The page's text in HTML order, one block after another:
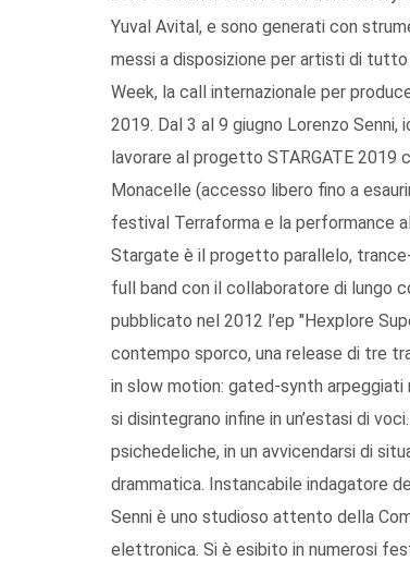
Yuval Avital, e sono generati con
messi a disposizione per artisti di tutto
Week, la call internazionale per
2019. Dal 3 al 9 giugno Lorenzo
lavorare al progetto STARGATE 2019
Monacelle (accesso libero fino a
festival Terraforma e la performance
Stargate è il progetto parallelo,
full band con il collaboratore di lungo
pubblicato nel 2012 l’ep "Hexplore
contempo sporco, una release di tre
in slow motion: gated-synth arpeggiati
si disintegrano infine in un’estasi di
psichedeliche, in un avvicendarsi di
drammatica. Instancabile indagatore
Senni è uno studioso attento della
elettronica. Si è esibito in numerosi